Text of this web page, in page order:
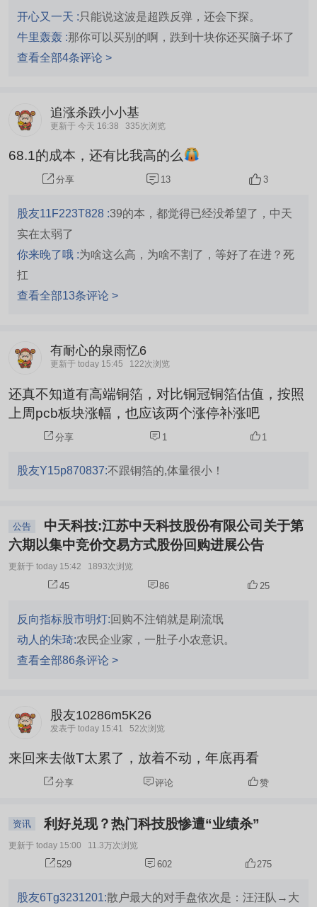
开心又一天 : 只能说这波是超跌反弹，还会下探。
牛里轰轰 :那你可以买别的啊，跌到十块你还买脑子坏了
查看全部4条评论 >
追涨杀跌小小基
更新于 今天 16:38 335次浏览
68.1的成本，还有比我高的么
分享 13 3
股友11F223T828 :39的本，都觉得已经没希望了，中天
实在太弱了
你来晚了哦 :为啥这么高，为啥不割了，等好了在进？死
扛
查看全部13条评论 >
有耐心的泉雨忆6
更新于 today 15:45 122次浏览
还真不知道有高端铜箔，对比铜冠铜箔估值，按照
上周pcb板块涨幅，也应该两个涨停补涨吧
分享 1 1
股友Y15p870837:不跟铜箔的,体量很小！
公告
六期以集中竞价交易方式股份回购进展公告
更新于 today 15:42 1893次浏览
45 86 25
反向指标股市明灯:回购不注销就是刷流氓
动人的朱琦:农民企业家，一肚子小农意识。
查看全部86条评论 >
股友10286m5K26
发表于 today 15:41 52次浏览
来回来去做T太累了，放着不动，年底再看
分享 评论 赞
资讯 利好兑现？热门科技股惨遭“业绩杀”
更新于 today 15:00 11.3万次浏览
529 602 275
股友6Tg3231201:散户最大的对手盘依次是：汪汪队→大